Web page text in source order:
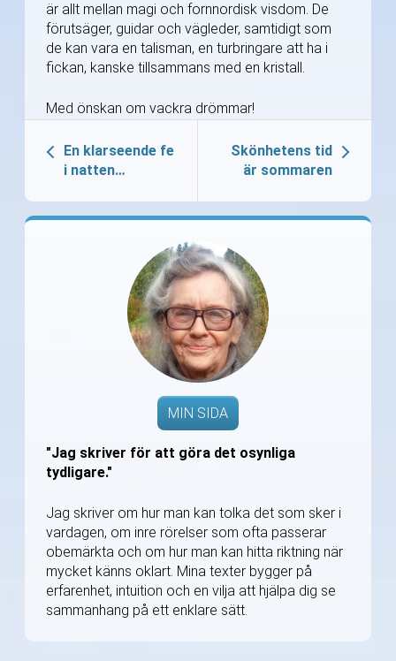
är allt mellan magi och fornnordisk visdom. De
förutsäger, guidar och vägleder, samtidigt som
de kan vara en talisman, en turbringare att ha i
fickan, kanske tillsammans med en kristall.
Med önskan om vackra drömmar!
En klarseende fe
i natten…
Skönhetens tid
är sommaren
MIN SIDA
"Jag skriver för att göra det osynliga
tydligare."
Jag skriver om hur man kan tolka det som sker i
vardagen, om inre rörelser som ofta passerar
obemärkta och om hur man kan hitta riktning när
mycket känns oklart. Mina texter bygger på
erfarenhet, intuition och en vilja att hjälpa dig se
sammanhang på ett enklare sätt.